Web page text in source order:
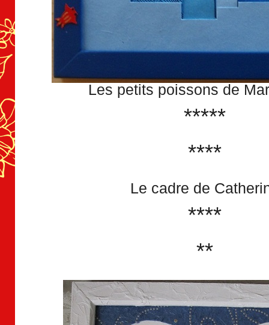
Les petits poissons de
*****
****
Le cadre de
****
**